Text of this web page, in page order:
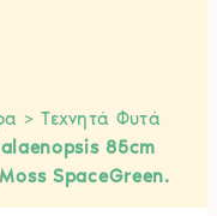
>Τεχνητά Φυτά
85cm
SpaceGreen.